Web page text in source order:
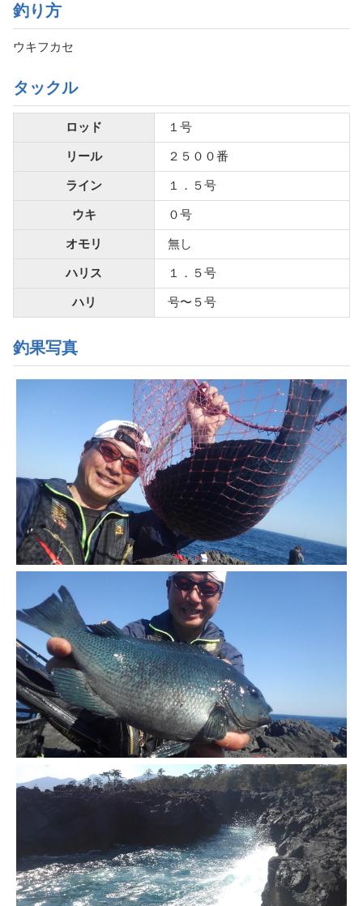
釣り方
ウキフカセ
タックル
ロッド １号
リール ２５００番
ライン １．５号
ウキ ０号
オモリ 無し
ハリス １．５号
ハリ 号〜５号
釣果写真